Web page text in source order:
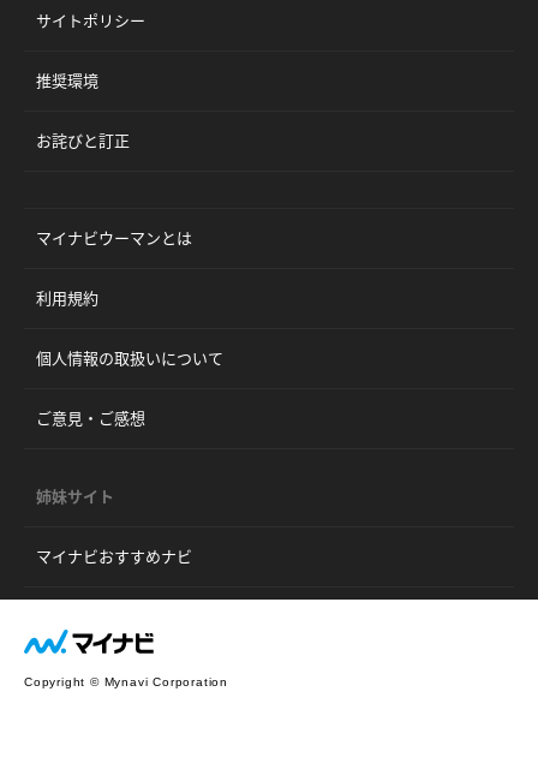
サイトポリシー
推奨環境
お詫びと訂正
マイナビウーマンとは
利用規約
個人情報の取扱いについて
ご意見・ご感想
姉妹サイト
マイナビおすすめナビ
Copyright © Mynavi Corporation